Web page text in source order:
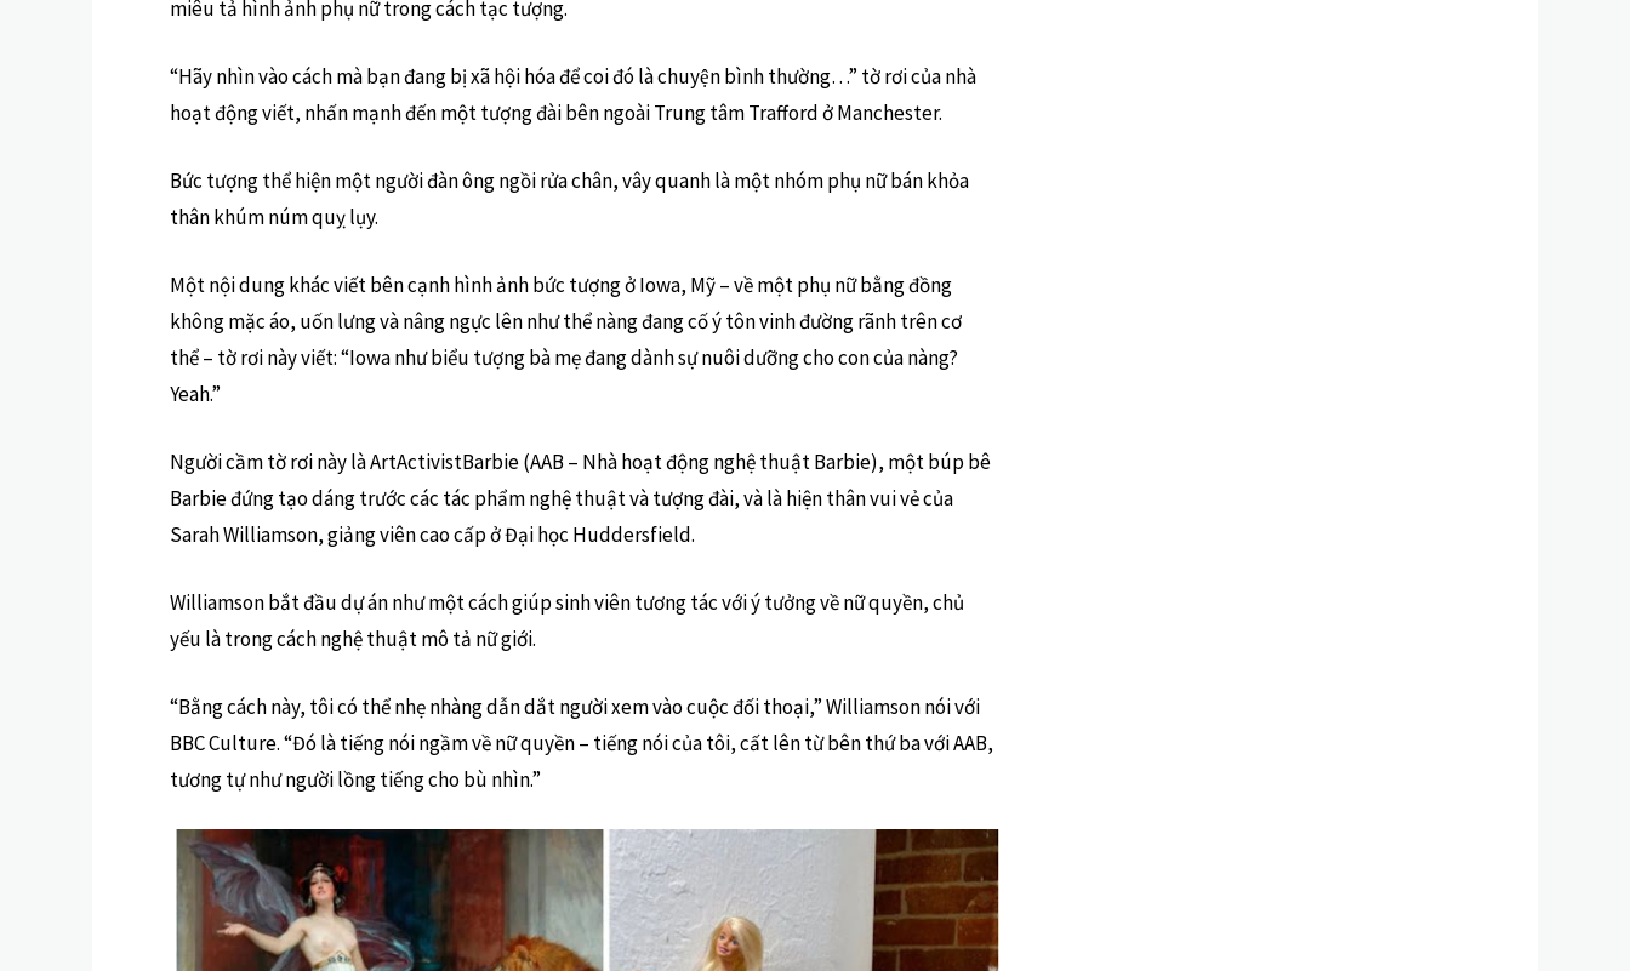
miêu tả hình ảnh phụ nữ trong cách tạc tượng.
“Hãy nhìn vào cách mà bạn đang bị xã hội hóa để coi đó là chuyện bình thường…” tờ rơi của nhà
hoạt động viết, nhấn mạnh đến một tượng đài bên ngoài Trung tâm Trafford ở Manchester.
Bức tượng thể hiện một người đàn ông ngồi rửa chân, vây quanh là một nhóm phụ nữ bán khỏa
thân khúm núm quỵ lụy.
Một nội dung khác viết bên cạnh hình ảnh bức tượng ở Iowa, Mỹ – về một phụ nữ bằng đồng
không mặc áo, uốn lưng và nâng ngực lên như thể nàng đang cố ý tôn vinh đường rãnh trên cơ
thể – tờ rơi này viết: “Iowa như biểu tượng bà mẹ đang dành sự nuôi dưỡng cho con của nàng?
Yeah.”
Người cầm tờ rơi này là ArtActivistBarbie (AAB – Nhà hoạt động nghệ thuật Barbie), một búp bê
Barbie đứng tạo dáng trước các tác phẩm nghệ thuật và tượng đài, và là hiện thân vui vẻ của
Sarah Williamson, giảng viên cao cấp ở Đại học Huddersfield.
Williamson bắt đầu dự án như một cách giúp sinh viên tương tác với ý tưởng về nữ quyền, chủ
yếu là trong cách nghệ thuật mô tả nữ giới.
“Bằng cách này, tôi có thể nhẹ nhàng dẫn dắt người xem vào cuộc đối thoại,” Williamson nói với
BBC Culture. “Đó là tiếng nói ngầm về nữ quyền – tiếng nói của tôi, cất lên từ bên thứ ba với AAB,
tương tự như người lồng tiếng cho bù nhìn.”